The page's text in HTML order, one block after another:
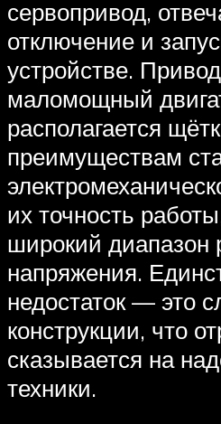
сервопривод,
отключение и
устройстве.
маломощный
располагается
преимуществам
их точность
широкий диапазон
напряжения.
недостаток — это
конструкции, что
сказывается на
техники.